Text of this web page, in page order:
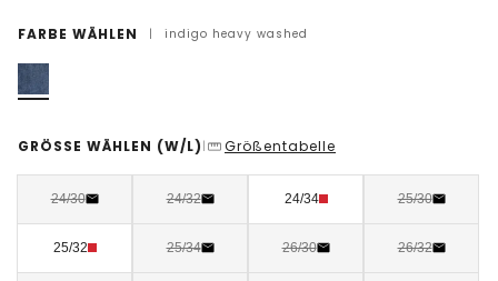
FARBE WÄHLEN | indigo heavy washed
GRÖSSE WÄHLEN (W/L) | Größentabelle
24/30 24/32 24/34 25/30
25/32 25/34 26/30 26/32